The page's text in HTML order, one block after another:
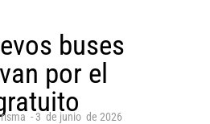
buses
por el
-3 de junio de 2026